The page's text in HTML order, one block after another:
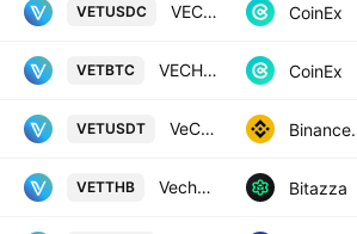
VETUSDC VECHAIN / USD COIN CoinEx
VETBTC VECHAIN / BITCOIN CoinEx
VETUSDT VeChain / TetherUS
VETTHB Vechain / Thai Baht Bitazza